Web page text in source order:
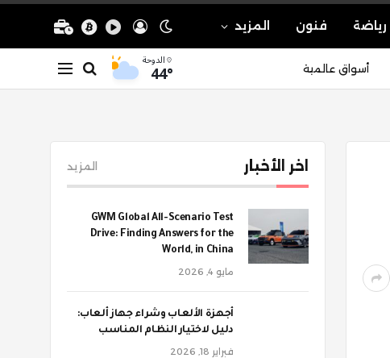
رياضة فنون المزيد
أسواق عالمية الدوحة
44°
اخر الأخبار المزيد
GWM Global All-Scenario Test
Drive: Finding Answers for the
World, in China
مايو 4, 2026
أجهزة الألعاب وشراء جهاز ألعاب:
دليل لاختيار النظام المناسب
فبراير 18, 2026